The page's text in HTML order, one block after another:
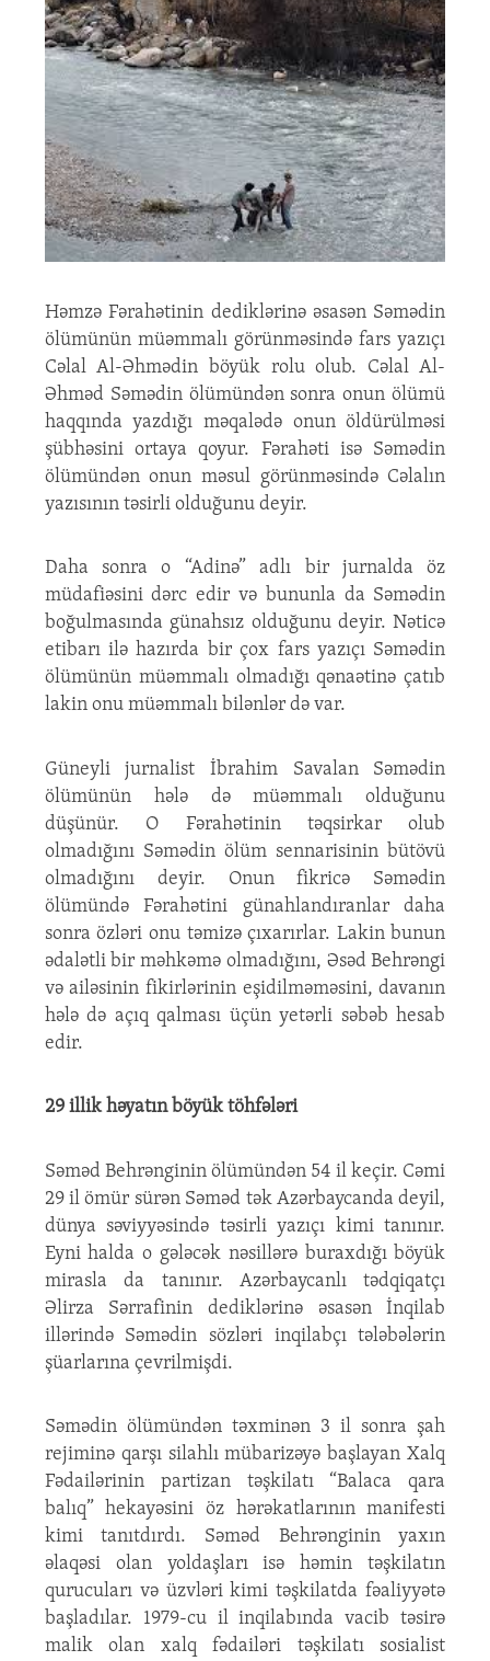
Həmzə Fərahətinin dediklərinə əsasən Səmədin
ölümünün müəmmalı görünməsində fars yazıçı
Cəlal Al-Əhmədin böyük rolu olub. Cəlal Al-
Əhməd Səmədin ölümündən sonra onun ölümü
haqqında yazdığı məqalədə onun öldürülməsi
şübhəsini ortaya qoyur. Fərahəti isə Səmədin
ölümündən onun məsul görünməsində Cəlalın
yazısının təsirli olduğunu deyir.
Daha sonra o “Adinə” adlı bir jurnalda öz
müdafiəsini dərc edir və bununla da Səmədin
boğulmasında günahsız olduğunu deyir. Nəticə
etibarı ilə hazırda bir çox fars yazıçı Səmədin
ölümünün müəmmalı olmadığı qənaətinə çatıb
lakin onu müəmmalı bilənlər də var.
Güneyli jurnalist İbrahim Savalan Səmədin
ölümünün hələ də müəmmalı olduğunu
düşünür. O Fərahətinin təqsirkar olub
olmadığını Səmədin ölüm sennarisinin bütövü
olmadığını deyir. Onun fikricə Səmədin
ölümündə Fərahətini günahlandıranlar daha
sonra özləri onu təmizə çıxarırlar. Lakin bunun
ədalətli bir məhkəmə olmadığını, Əsəd Behrəngi
və ailəsinin fikirlərinin eşidilməməsini, davanın
hələ də açıq qalması üçün yetərli səbəb hesab
edir.
29 illik həyatın böyük töhfələri
Səməd Behrənginin ölümündən 54 il keçir. Cəmi
29 il ömür sürən Səməd tək Azərbaycanda deyil,
dünya səviyyəsində təsirli yazıçı kimi tanınır.
Eyni halda o gələcək nəsillərə buraxdığı böyük
mirasla da tanınır. Azərbaycanlı tədqiqatçı
Əlirza Sərrafinin dediklərinə əsasən İnqilab
illərində Səmədin sözləri inqilabçı tələbələrin
şüarlarına çevrilmişdi.
Səmədin ölümündən təxminən 3 il sonra şah
rejiminə qarşı silahlı mübarizəyə başlayan Xalq
Fədailərinin partizan təşkilatı “Balaca qara
balıq” hekayəsini öz hərəkatlarının manifesti
kimi tanıtdırdı. Səməd Behrənginin yaxın
əlaqəsi olan yoldaşları isə həmin təşkilatın
qurucuları və üzvləri kimi təşkilatda fəaliyyətə
başladılar. 1979-cu il inqilabında vacib təsirə
malik olan xalq fədailəri təşkilatı sosialist